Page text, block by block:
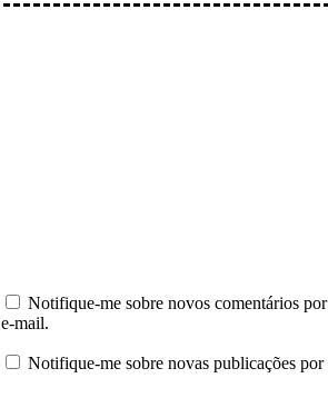
Notifique-me sobre novos comentários por
e-mail.
Notifique-me sobre novas publicações por